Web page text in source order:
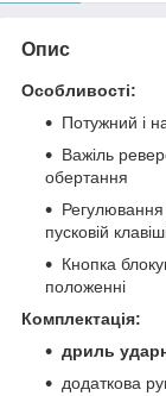
Опис
Особливості:
Потужний і
Важіль
обертання
пусковій
Кнопка
положенні
Комплектація:
дриль
додаткова